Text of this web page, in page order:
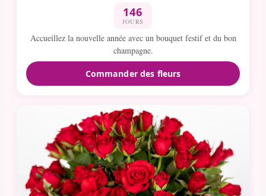
146
JOURS
Accueillez la nouvelle année avec un bouquet festif et du bon
champagne.
Commander des fleurs